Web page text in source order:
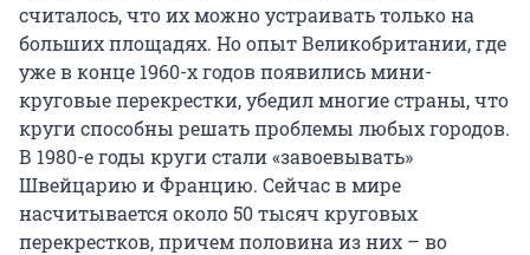
считалось, что их можно устраивать только на
больших площадях. Но опыт Великобритании, где
уже в конце 1960-х годов появились мини-
круговые перекрестки, убедил многие страны, что
круги способны решать проблемы любых городов.
В 1980-е годы круги стали «завоевывать»
Швейцарию и Францию. Сейчас в мире
насчитывается около 50 тысяч круговых
перекрестков, причем половина из них – во